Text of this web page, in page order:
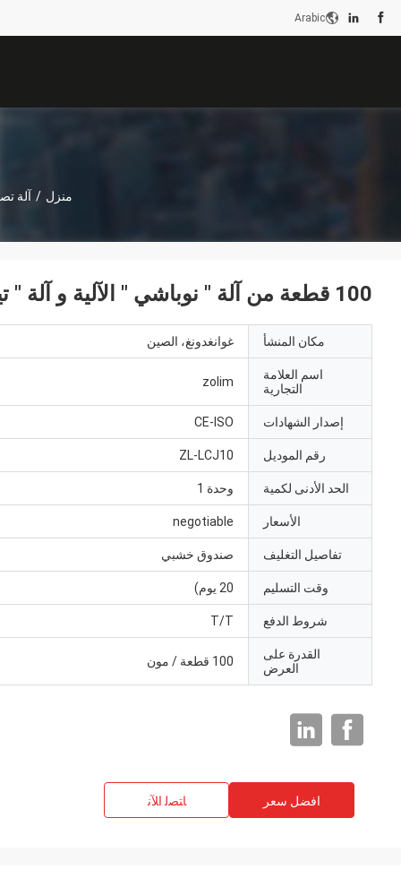
Arabic
منزل / آلة
100 قطعة من آلة " نوباشي " الآلية و آلة " تيمبورا " لتوسيع الجمبرى
مكان المنشأ غوانغدونغ، الصين
اسم العلامة
التجارية
zolim
إصدار الشهادات CE-ISO
رقم الموديل ZL-LCJ10
الحد الأدنى لكمية وحدة 1
الأسعار negotiable
تفاصيل التغليف صندوق خشبي
وقت التسليم 20 يوم)
شروط الدفع T/T
القدرة على
العرض
100 قطعة / مون
افضل سعر ﺎﺘﺼﻟ ﺍﻶﻧ